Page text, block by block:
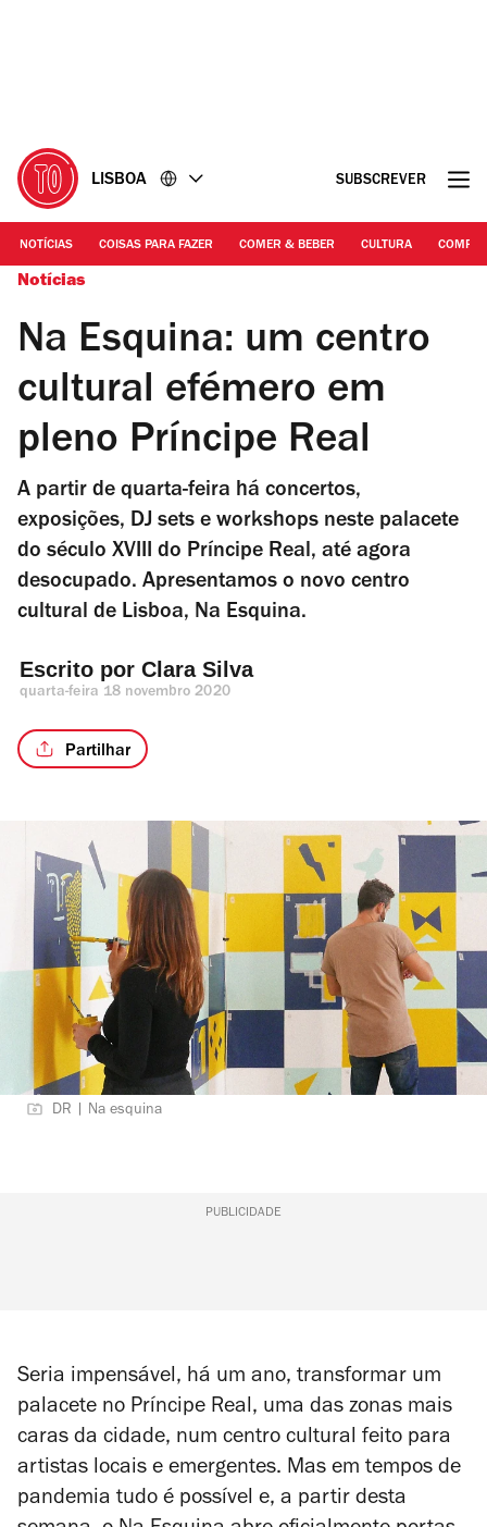
LISBOA SUBSCREVER
NOTÍCIAS COISAS PARA FAZER COMER & BEBER CULTURA
Notícias
Na Esquina: um centro
cultural efémero em
pleno Príncipe Real
A partir de quarta-feira há concertos,
exposições, DJ sets e workshops neste palacete
do século XVIII do Príncipe Real, até agora
desocupado. Apresentamos o novo centro
cultural de Lisboa, Na Esquina.
Escrito por Clara Silva
quarta-feira 18 novembro 2020
Partilhar
DR | Na esquina
PUBLICIDADE
Seria impensável, há um ano, transformar um
palacete no Príncipe Real, uma das zonas mais
caras da cidade, num centro cultural feito para
artistas locais e emergentes. Mas em tempos de
pandemia tudo é possível e, a partir desta